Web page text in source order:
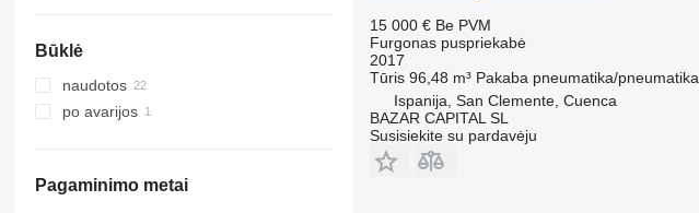
Būklė
naudotos
po avarijos
Pagaminimo metai
15 000 € Be PVM
Furgonas puspriekabė
2017
Tūris 96,48 m³ Pakaba pneumatika/pneumatika
Ispanija, San Clemente, Cuenca
BAZAR CAPITAL SL
Susisiekite su pardavėju